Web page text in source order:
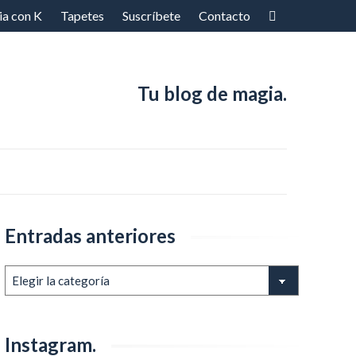
con K Tapetes Suscríbete Contacto
Tu blog de magia.
Entradas anteriores
anteriores
Instagram.